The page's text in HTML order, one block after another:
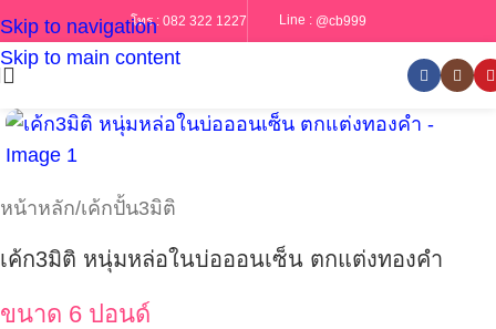
Skip to navigation
Skip to main content
โทร : 082 322 1227 Line : @cb999
หน้าหลัก/เค้กปั้น3มิติ
เค้ก3มิติ หนุ่มหล่อในบ่อออนเซ็น ตกแต่งทองคำ
ขนาด 6 ปอนด์